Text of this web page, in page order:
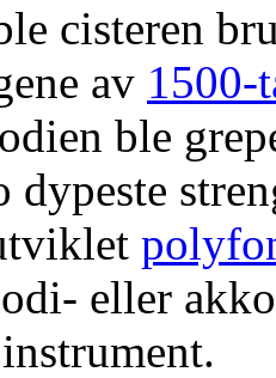
cisteren
av 1500-
ble
eller